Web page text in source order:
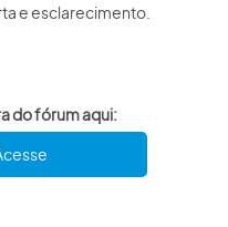
e esclarecimento.
do fórum aqui: